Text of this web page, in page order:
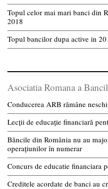
Topul celor mai mari banci din
2018
Topul bancilor dupa active in
Asociatia Romana a
Conducerea ARB rămâne
Lecții de educație financiară
Băncile din România nu au
operațiunilor în numerar
Concurs de educatie financiara
Creditele acordate de banci au